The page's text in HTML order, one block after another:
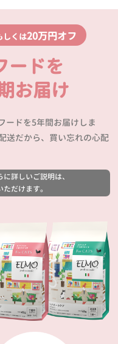
しくは20万円オフ
ードを
お届け
ードを5年間お届けしま
送だから、買い忘れの心配
詳しいご説明は、
だけます。